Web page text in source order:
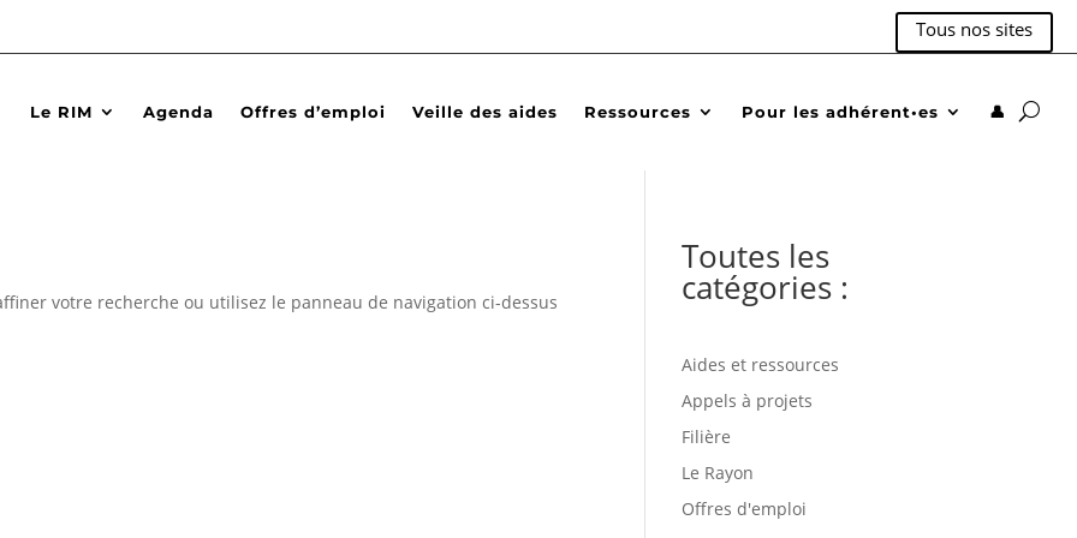
Tous nos sites
Le RIM Agenda Offres d’emploi Veille des aides Ressources Pour les adhérent•es 👤
votre recherche ou utilisez le panneau de navigation ci-dessus
Toutes les
catégories :
Aides et ressources
Appels à projets
Filière
Le Rayon
Offres d'emploi